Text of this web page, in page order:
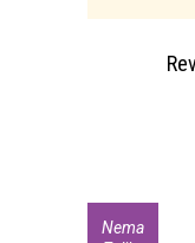
Nema